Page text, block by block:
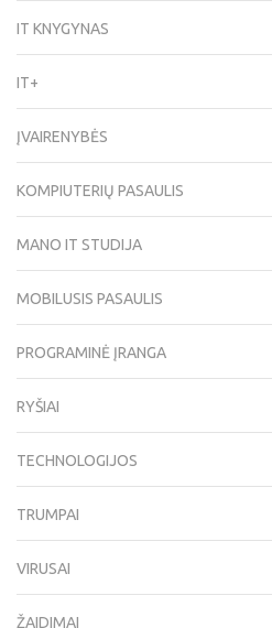
IT KNYGYNAS
IT+
ĮVAIRENYBĖS
KOMPIUTERIŲ PASAULIS
MANO IT STUDIJA
MOBILUSIS PASAULIS
PROGRAMINĖ ĮRANGA
RYŠIAI
TECHNOLOGIJOS
TRUMPAI
VIRUSAI
ŽAIDIMAI